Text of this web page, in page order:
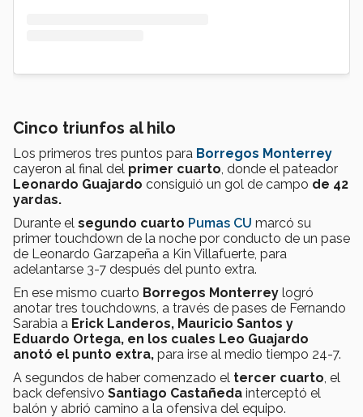
Cinco triunfos al hilo
Los primeros tres puntos para Borregos Monterrey
cayeron al final del primer cuarto, donde el pateador
Leonardo Guajardo consiguió un gol de campo de 42
yardas.
Durante el segundo cuarto Pumas CU marcó su
primer touchdown de la noche por conducto de un pase
de Leonardo Garzapeña a Kin Villafuerte, para
adelantarse 3-7 después del punto extra.
En ese mismo cuarto Borregos Monterrey logró
anotar tres touchdowns, a través de pases de Fernando
Sarabia a Erick Landeros, Mauricio Santos y
Eduardo Ortega, en los cuales Leo Guajardo
anotó el punto extra, para irse al medio tiempo 24-7.
A segundos de haber comenzado el tercer cuarto, el
back defensivo Santiago Castañeda interceptó el
balón y abrió camino a la ofensiva del equipo.